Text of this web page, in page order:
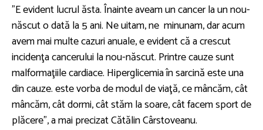
”E evident lucrul ăsta. Înainte aveam un cancer la un nou-
născut o dată la 5 ani. Ne uitam, ne minunam, dar acum
avem mai multe cazuri anuale, e evident că a crescut
incidenţa cancerului la nou-născut. Printre cauze sunt
malformaţiile cardiace. Hiperglicemia în sarcină este una
din cauze. este vorba de modul de viaţă, ce mâncăm, cât
mâncăm, cât dormi, cât stăm la soare, cât facem sport de
plăcere”, a mai precizat Cătălin Cârstoveanu.